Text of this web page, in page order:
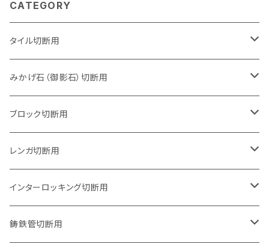
CATEGORY
タイル切断用
105mm（4インチ）
125mm（5インチ）
グラインダー取付用
石井超硬電動切断機 取付用
みかげ石（御影石）切断用
105mm（4インチ）
セグメントタイプ
セグメントタイプ（ビス穴付き
125mm（5インチ）
セグメントタイプ
セグメントタイプ（ビス穴付き
150mm（6インチ）
セグメントタイプ
180mm（7インチ）
ブロック切断用
105mm（4インチ）
セグメントタイプ
ウェーブタイプ
125mm（5インチ）
セグメントタイプ
150mm（6インチ）
レンガ切断用
105mm（4インチ）
セグメントタイプ
125mm（5インチ）
インターロッキング切断用
105mm（4インチ）
鋳鉄管切断用